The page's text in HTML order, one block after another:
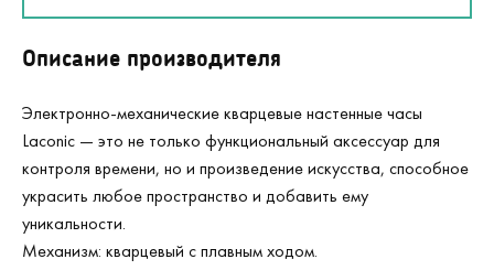
Описание производителя
Электронно-механические кварцевые настенные часы
Laconic — это не только функциональный аксессуар для
контроля времени, но и произведение искусства, способное
украсить любое пространство и добавить ему
уникальности.
Механизм: кварцевый с плавным ходом.